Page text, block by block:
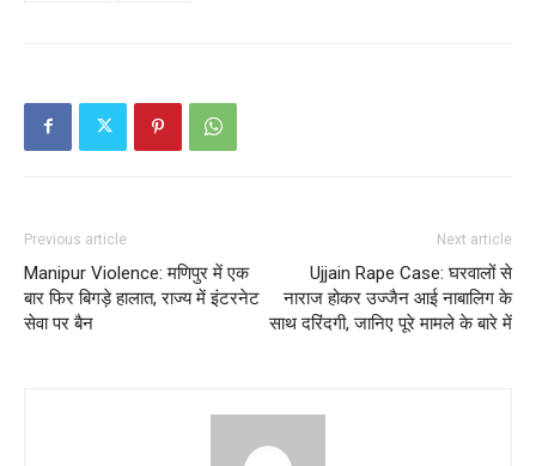
Previous article
Manipur Violence: मणिपुर में एक
बार फिर बिगड़े हालात, राज्य में इंटरनेट
सेवा पर बैन
Next article
Ujjain Rape Case: घरवालों से
नाराज होकर उज्जैन आई नाबालिग के
साथ दरिंदगी, जानिए पूरे मामले के बारे में